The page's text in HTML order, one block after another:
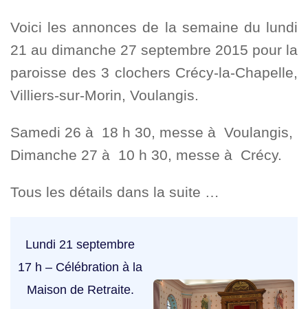
Voici les annonces de la semaine du lundi
21 au dimanche 27 septembre 2015 pour la
paroisse des 3 clochers Crécy-la-Chapelle,
Villiers-sur-Morin, Voulangis.
Samedi 26 à 18 h 30, messe à Voulangis,
Dimanche 27 à 10 h 30, messe à Crécy.
Tous les détails dans la suite …
Lundi 21 septembre
17 h – Célébration à la
Maison de Retraite.